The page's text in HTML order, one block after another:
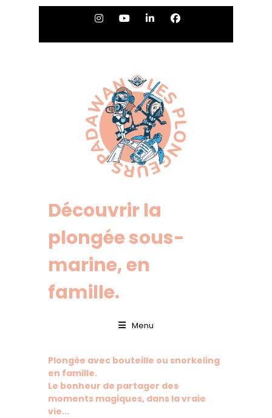
Découvrir la
plongée sous-
marine, en
famille.
Menu
Plongée avec bouteille ou snorkeling
en famille.
Le bonheur de partager des
moments magiques, dans la vraie
vie...